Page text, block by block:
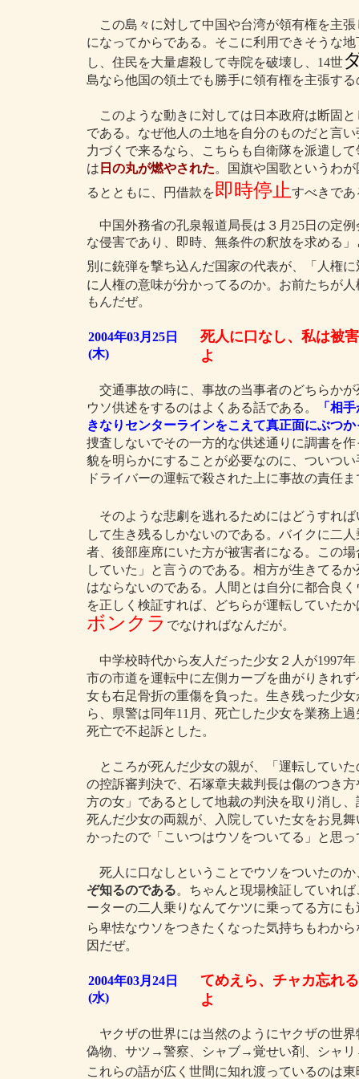
この島々に対して中国や台湾が領有権を主張
になってからである。そこに利用できそうな
し、住民を大量虐殺して寺院を破壊し、14世
島なら他国の領土でも勝手に領有権を主張す
このような動きに対しては日本政府は断固
である。なぜ他人の土地を自分のものだと言
力づくで来るなら、こちらも自衛隊を派遣し
は 日の丸が燃やされた。国旗や国歌というわ
るとともに、円借款を即時停止すべきで
中国外務省の孔泉報道局長は３月25日の定
な侵害であり、即時、無条件の釈放を求める
別に銃弾を撃ち込んだ国家の代表が、「人権
に人権の意味が分かってるのか。お前たちが
もんだぜ。
2004年03月25日
(木)
死人に口なし、私は被
よ
交通事故の時に、事故の当事者のどちらか
ウソ供述をするのはよくある話である。
「相
きなりセンターラインをこえて真正面にぶつ
捜査しないでその一方的な供述通りに調書を
貌を明らかにすることが必要なのに、ついつ
ドライバーの運転で殺された上に事故の責任
そのような悲劇を逃れるためにはどうすれば
して生き残るしかないのである。バイクに二
者、後部座席にいた方が被害者になる。この
していた」と言うのである。相方が生きてる
はならないのである。人間とは自分に都合良
を正しく検証すれば、どちらが運転していた
ボンクラ でなければなんだが。
中学校時代から友人だった少女２人が1997
市の市道を運転中に左側カーブを曲がりきれ
女も右足骨折の重傷を負った。生き残った少
ら、県警は同年11月、死亡した少女を業務上
死亡で不起訴とした。
ところが死んだ少女の親が、「運転してい
の控訴審判決で、石塚章夫裁判長は傷のつき
方の女」であるとして地裁の判決を取り消し
死んだ少女の両親が、入院していた女をお見
かったので「こいつはウソをついてる」と思
死人に口なしということでウソをついたの
ぞ知るのである。ちゃんと現場検証していれ
ーターの二人乗りなんてケツに乗ってる方に
ら卑怯なウソをつきたくなった気持ちもわか
因だぜ。
2004年03月24日
(水)
てめえら、チャカ忘れ
よ
ヤクザの世界には当然のようにヤクザの世
偽物、サツ→警察、シャブ→覚せい剤、シャ
これらの語が広く世間に知れ渡っているのは